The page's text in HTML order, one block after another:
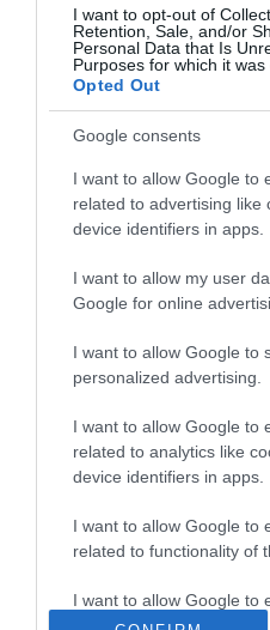
I want to opt-out of
Retention, Sale, and/or
Personal Data that Is
Purposes for which it was
Opted Out
Google consents
I want to allow Google to
related to advertising like
device identifiers in apps.
I want to allow my user
Google for online
I want to allow Google to
personalized advertising.
I want to allow Google to
related to analytics like
device identifiers in apps.
I want to allow Google to
related to functionality of
I want to allow Google to
related to personalization.
ΡΟΗ ΕΙΔΗΣΕΩΝ
Το χρηματοδοτούμενο
από την ΕΕ έργο “The
Gaming Police”
ενισχύει την ασφάλεια
των παιδιών στο
διαδίκτυο
31.07.2026
ΑΑΔΕ: Διευκρινίσεις
για τα πρόστιμα σε
αφορούν τους ΦΗΜ
Σ. Καλαφάτης: «Η
Τεχνητή Νοημοσύνη
δεν είναι απλώς μια
μια νέα βιομηχανική
επανάσταση»
Νέος οδηγός του ΕΚΤ
των ελληνικών